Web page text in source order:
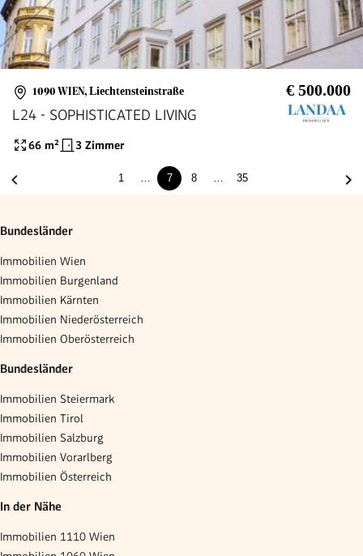
1090 WIEN, Liechtensteinstraße € 500.000
L24 - SOPHISTICATED LIVING
66 m² 3 Zimmer
1 … 7 8 … 35
Bundesländer
Immobilien Wien
Immobilien Burgenland
Immobilien Kärnten
Immobilien Niederösterreich
Immobilien Oberösterreich
Bundesländer
Immobilien Steiermark
Immobilien Tirol
Immobilien Salzburg
Immobilien Vorarlberg
Immobilien Österreich
In der Nähe
Immobilien 1110 Wien